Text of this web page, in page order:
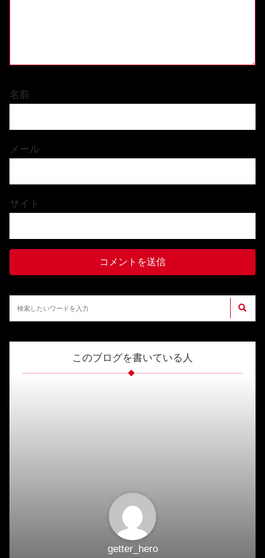
名前
メール
サイト
このブログを書いている人
getter_hero